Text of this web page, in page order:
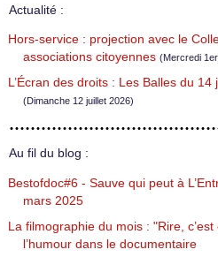
Actualité :
Hors-service : projection avec le
associations citoyennes (Mercredi
L’Écran des droits : Les Balles du 14
(Dimanche 12 juillet 2026)
Au fil du blog :
Bestofdoc#6 - Sauve qui peut à
mars 2025
La filmographie du mois : "Rire,
l’humour dans le documentaire